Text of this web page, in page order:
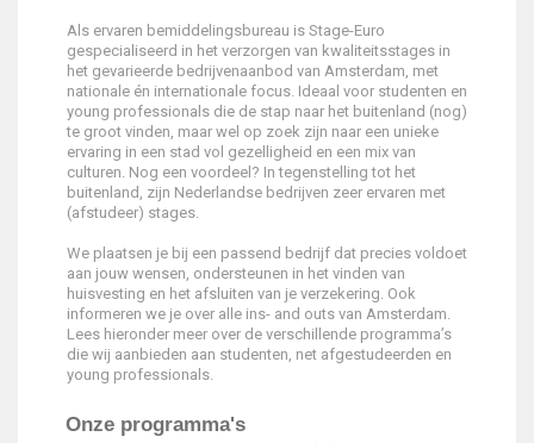
Als ervaren bemiddelingsbureau is Stage-Euro
gespecialiseerd in het verzorgen van kwaliteitsstages in
het gevarieerde bedrijvenaanbod van Amsterdam, met
nationale én internationale focus. Ideaal voor studenten en
young professionals die de stap naar het buitenland (nog)
te groot vinden, maar wel op zoek zijn naar een unieke
ervaring in een stad vol gezelligheid en een mix van
culturen. Nog een voordeel? In tegenstelling tot het
buitenland, zijn Nederlandse bedrijven zeer ervaren met
(afstudeer) stages.
We plaatsen je bij een passend bedrijf dat precies voldoet
aan jouw wensen, ondersteunen in het vinden van
huisvesting en het afsluiten van je verzekering. Ook
informeren we je over alle ins- and outs van Amsterdam.
Lees hieronder meer over de verschillende programma’s
die wij aanbieden aan studenten, net afgestudeerden en
young professionals.
Onze programma's